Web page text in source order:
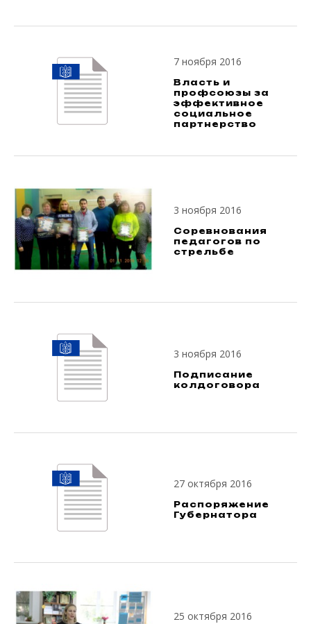
7 ноября 2016
Власть и
профсоюзы за
эффективное
социальное
партнерство
3 ноября 2016
Соревнования
педагогов по
стрельбе
3 ноября 2016
Подписание
колдоговора
27 октября 2016
Распоряжение
Губернатора
25 октября 2016